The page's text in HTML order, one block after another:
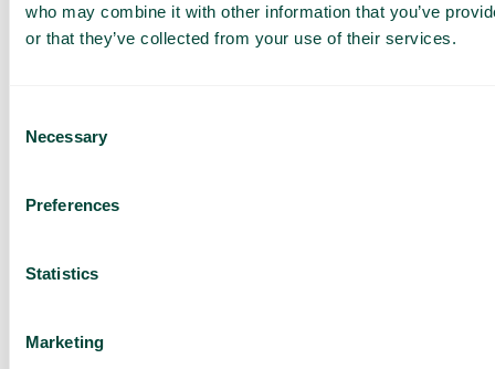
who may combine it with other information that you’ve
or that they’ve collected from your use of their services.
Selection
Necessary
Preferences
Statistics
Marketing
Pyydä
tarjous
Räätälöity tarjous sinun